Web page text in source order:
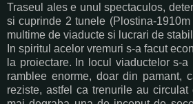
Traseul ales e unul spectaculos,
si cuprinde 2 tunele (Plostina-
multime de viaducte si lucrari de
In spiritul acelor vremuri s-a facut
la proiectare. In locul viaductelor s-
ramblee enorme, doar din pamant,
reziste, astfel ca trenurile au